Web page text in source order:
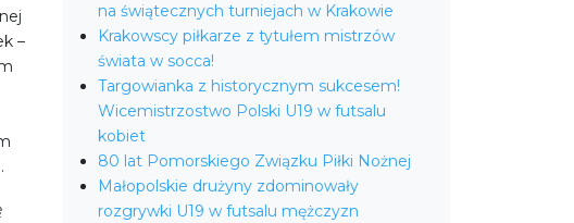
–
na świątecznych turniejach w Krakowie
Krakowscy piłkarze z tytułem mistrzów
świata w socca!
Targowianka z historycznym sukcesem!
Wicemistrzostwo Polski U19 w futsalu
kobiet
80 lat Pomorskiego Związku Piłki Nożnej
Małopolskie drużyny zdominowały
rozgrywki U19 w futsalu mężczyzn